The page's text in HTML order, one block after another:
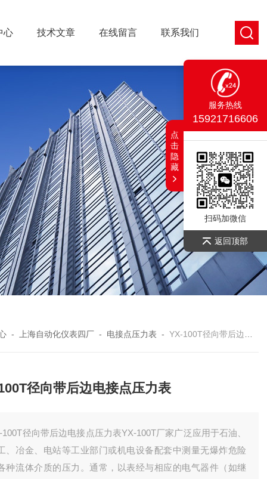
心 技术文章 在线留言 联系我们
- 上海自动化仪表四厂 - 电接点压力表 -YX-100T径向带后边电接点压力表
径向带后边电接点压力表
100T径向带后边电接点压力表YX-100T厂家广泛应用于石油、
、冶金、电站等工业部门或机电设备配套中测量无爆炸危险
种流体介质的压力。通常，以表经与相应的电气器件（如继
服务热线
15921716606
扫码加微信
返回顶部
点
击
隐
藏